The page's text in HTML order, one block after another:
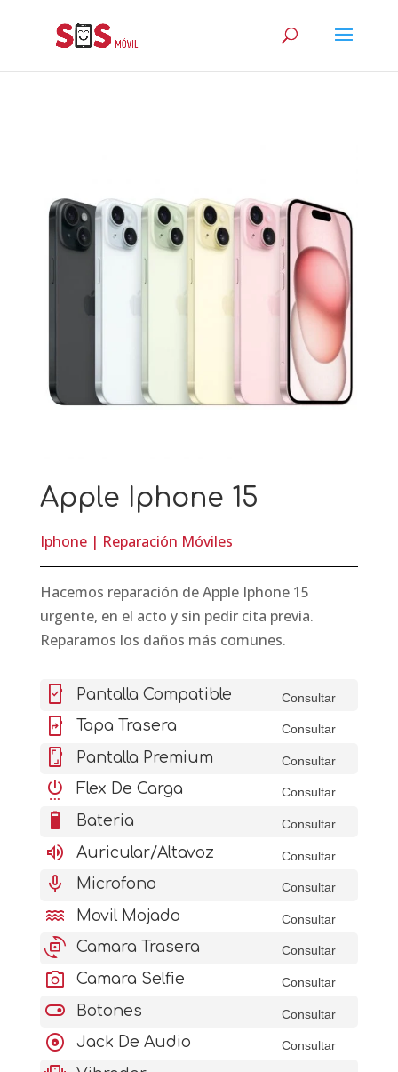
Apple Iphone 15
Iphone| Reparación Móviles
Hacemos reparación de Apple Iphone 15
urgente, en el acto y sin pedir cita previa.
Reparamos los daños más comunes.
mobile_friendly Pantalla Compatible Consultar
mobile_screen_share Tapa Trasera Consultar
screenshot Pantalla Premium Consultar
settings_power Flex De Carga Consultar
battery_6_bar Bateria Consultar
volume_up Auricular/Altavoz Consultar
mic Microfono Consultar
water Movil Mojado Consultar
cameraswitch Camara Trasera Consultar
photo_camera Camara Selfie Consultar
toggle_on Botones Consultar
album Jack De Audio Consultar